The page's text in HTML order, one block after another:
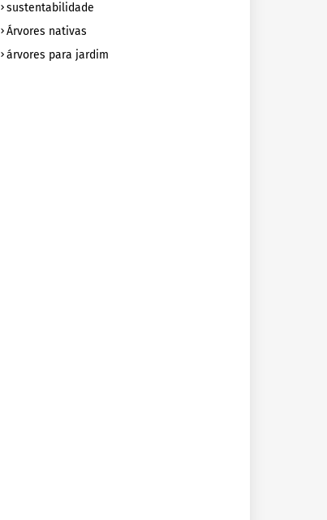
sustentabilidade
Árvores nativas
árvores para jardim